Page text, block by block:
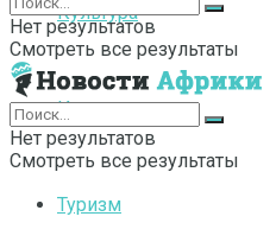
Культура
Интернет
Туризм
Нет результатов
Смотреть все результаты
Нет результатов
Смотреть все результаты